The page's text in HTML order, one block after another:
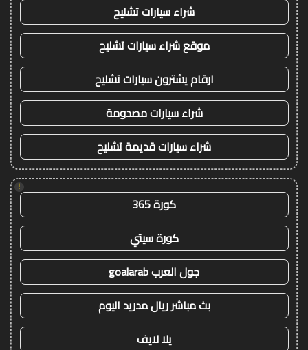
شراء سيارات تشليح
موقع شراء سيارات تشليح
ارقام يشترون سيارات تشليح
شراء سيارات مصدومة
شراء سيارات قديمة تشليح
!
كورة 365
كورة سيتي
جول العرب goalarab
بث مباشر ريال مدريد اليوم
يلا لايف